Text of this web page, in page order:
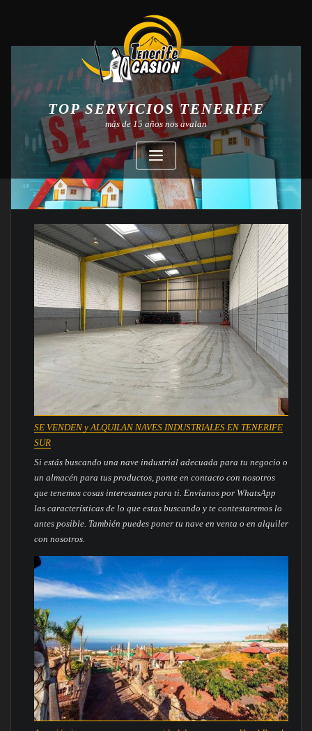
TOP SERVICIOS TENERIFE
más de 15 años nos avalan
SE VENDEN y ALQUILAN NAVES INDUSTRIALES EN TENERIFE
SUR
Si estás buscando una nave industrial adecuada para tu negocio o
un almacén para tus productos, ponte en contacto con nosotros
que tenemos cosas interesantes para ti. Envíanos por WhatsApp
las características de lo que estas buscando y te contestaremos lo
antes posible. También puedes poner tu nave en venta o en alquiler
con nosotros.